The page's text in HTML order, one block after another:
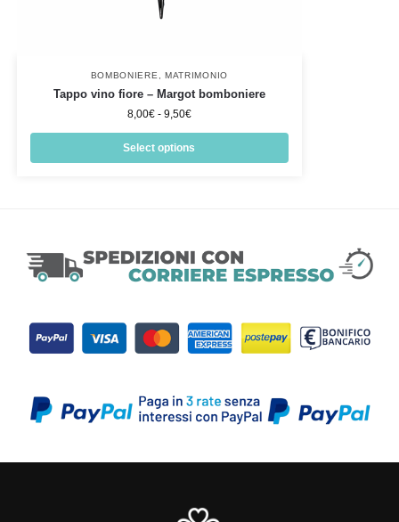
BOMBONIERE, MATRIMONIO
Tappo vino fiore – Margot bomboniere
8,00€ - 9,50€
Select options